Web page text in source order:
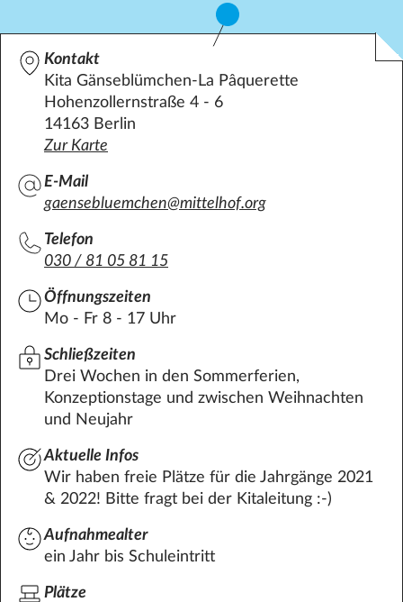
Kontakt
Kita Gänseblümchen-La Pâquerette
Hohenzollernstraße 4 - 6
14163 Berlin
Zur Karte
E-Mail
gaensebluemchen@mittelhof.org
Telefon
030 / 81 05 81 15
Öffnungszeiten
Mo - Fr 8 - 17 Uhr
Schließzeiten
Drei Wochen in den Sommerferien,
Konzeptionstage und zwischen Weihnachten
und Neujahr
Aktuelle Infos
Wir haben freie Plätze für die Jahrgänge 2021
& 2022! Bitte fragt bei der Kitaleitung :-)
Aufnahmealter
ein Jahr bis Schuleintritt
Plätze